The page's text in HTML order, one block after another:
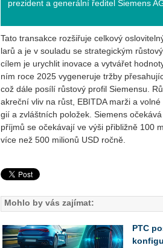
prezident a generální ředitel Siemens
Tato trans­ak­ce roz­ši­řu­je cel­ko­vý
la­rů a je v sou­la­du se stra­te­gic­kým
cílem je urych­lit ino­va­ce a vy­tvá­řet
ním roce 2025 vy­ge­ne­ru­je tržby
což dále po­sí­lí růsto­vý pro­fil Sie­men­su.
akreč­ní vliv na růst, EBIT­DA marži a
gií a zvlášt­ních po­lo­žek. Sie­mens
pří­jmů se oče­ká­va­jí ve výši při­bliž­ně 100
více než 500 mi­li­o­nů USD ročně.
Mohlo by vás zajímat:
PTC